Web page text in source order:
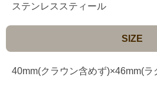
ステンレススティール
SIZE
40mm(クラウン含めず)×46mm(ラ